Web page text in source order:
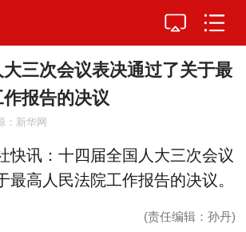
三次会议表决通过了关于最
报告的决议
：新华网
讯：十四届全国人大三次会议
最高人民法院工作报告的决议。
(责任编辑：孙丹)